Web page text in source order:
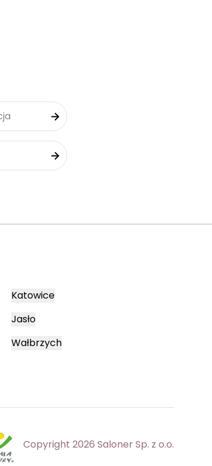
Katowice
Jasło
Wałbrzych
Copyright 2026 Saloner Sp. z o.o.